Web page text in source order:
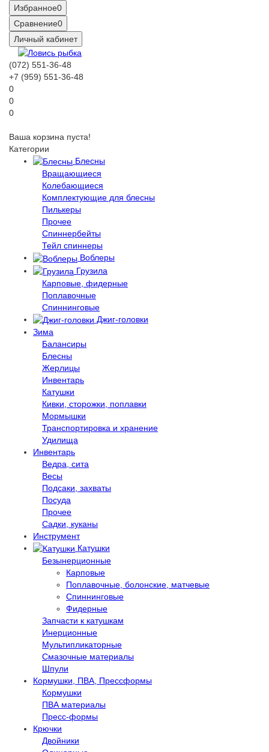
Избранное0
Сравнение0
Личный кабинет
(072) 551-36-48
+7 (959) 551-36-48
0
0
0
Ваша корзина пуста!
Категории
Блесны
Вращающиеся
Колебающиеся
Комплектующие для блесны
Пилькеры
Прочее
Спиннербейты
Тейл спиннеры
Воблеры
Грузила
Карповые, фидерные
Поплавочные
Спиннинговые
Джиг-головки
Зима
Балансиры
Блесны
Жерлицы
Инвентарь
Катушки
Кивки, сторожки, поплавки
Мормышки
Транспортировка и хранение
Удилища
Инвентарь
Ведра, сита
Весы
Подсаки, захваты
Посуда
Прочее
Садки, куканы
Инструмент
Катушки
Безынерционные
Карповые
Поплавочные, болонские, матчевые
Спиннинговые
Фидерные
Запчасти к катушкам
Инерционные
Мультипликаторные
Смазочные материалы
Шпули
Кормушки, ПВА, Прессформы
Кормушки
ПВА материалы
Пресс-формы
Крючки
Двойники